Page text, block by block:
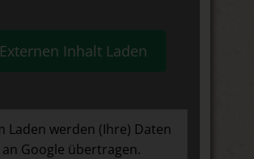
Externen Inhalt Laden
Laden werden (Ihre) Daten
an Google übertragen.